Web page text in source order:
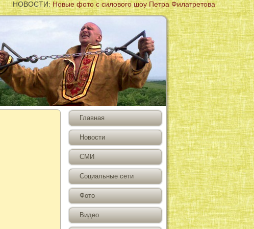
НОВОСТИ:Новые фото с силового шоу Петра Филатретова
Главная
Новости
СМИ
Социальные сети
Фото
Видео